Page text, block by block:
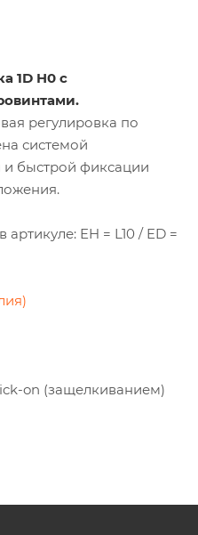
1D H0 с
регулировка по
системой
и быстрой фиксации
EH = L10 / ED =
on (защелкиванием)